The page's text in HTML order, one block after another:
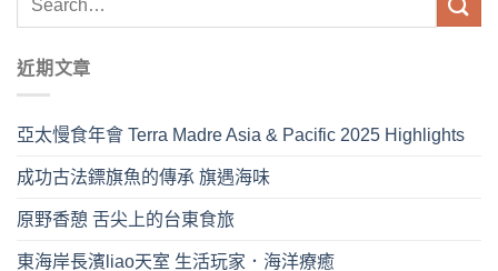
近期文章
亞太慢食年會 Terra Madre Asia & Pacific 2025 Highlights
成功古法鏢旗魚的傳承 旗遇海味
原野香憩 舌尖上的台東食旅
東海岸長濱liao天室 生活玩家．海洋療癒